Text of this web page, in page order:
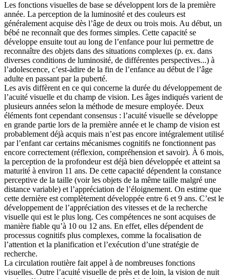
Les fonctions visuelles de base se développent lors de la première
année. La perception de la luminosité et des couleurs est
généralement acquise dès l’âge de deux ou trois mois. Au début, un
bébé ne reconnaît que des formes simples. Cette capacité se
développe ensuite tout au long de l’enfance pour lui permettre de
reconnaître des objets dans des situations complexes (p. ex. dans
diverses conditions de luminosité, de différentes perspectives...) à
l’adolescence, c’est-àdire de la fin de l’enfance au début de l’âge
adulte en passant par la puberté.
Les avis diffèrent en ce qui concerne la durée du développement de
l’acuité visuelle et du champ de vision. Les âges indiqués varient de
plusieurs années selon la méthode de mesure employée. Deux
éléments font cependant consensus : l’acuité visuelle se développe
en grande partie lors de la première année et le champ de vision est
probablement déjà acquis mais n’est pas encore intégralement utilisé
par l’enfant car certains mécanismes cognitifs ne fonctionnent pas
encore correctement (réflexion, compréhension et savoir). À 6 mois,
la perception de la profondeur est déjà bien développée et atteint sa
maturité à environ 11 ans. De cette capacité dépendent la constance
perceptive de la taille (voir les objets de la même taille malgré une
distance variable) et l’appréciation de l’éloignement. On estime que
cette dernière est complètement développée entre 6 et 9 ans. C’est le
développement de l’appréciation des vitesses et de la recherche
visuelle qui est le plus long. Ces compétences ne sont acquises de
manière fiable qu’à 10 ou 12 ans. En effet, elles dépendent de
processus cognitifs plus complexes, comme la focalisation de
l’attention et la planification et l’exécution d’une stratégie de
recherche.
La circulation routière fait appel à de nombreuses fonctions
visuelles. Outre l’acuité visuelle de près et de loin, la vision de nuit